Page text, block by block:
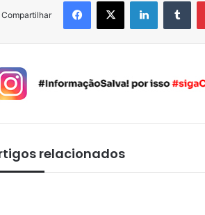
Compartilhar
relacionados